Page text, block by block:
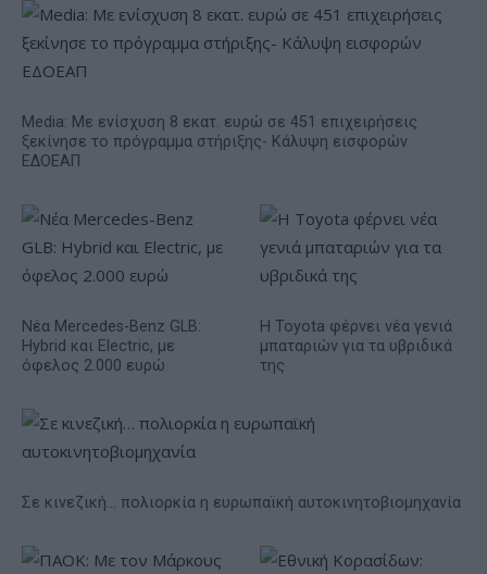
Media: Με ενίσχυση 8 εκατ. ευρώ σε 451 επιχειρήσεις
ξεκίνησε το πρόγραμμα στήριξης- Κάλυψη εισφορών
ΕΔΟΕΑΠ
Νέα Mercedes-Benz GLB:
Hybrid και Electric, με
όφελος 2.000 ευρώ
Η Toyota φέρνει νέα γενιά
μπαταριών για τα υβριδικά
της
Σε κινεζική… πολιορκία η ευρωπαϊκή αυτοκινητοβιομηχανία